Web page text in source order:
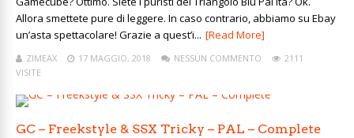
Allora smettete pure di leggere. In caso contrario, abbiamo su Ebay
un’asta spettacolare! Grazie a quest’i... [Read More]
ZIMEAX 17 MAGGIO, 2018 NESSUN COMMENTO
2111
VISITE
GC – Freekstyle & SSX Tricky – PAL – Complete